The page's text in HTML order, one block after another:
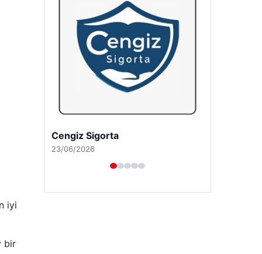
iyi
bir
Hastaş Beton
26/05/2026